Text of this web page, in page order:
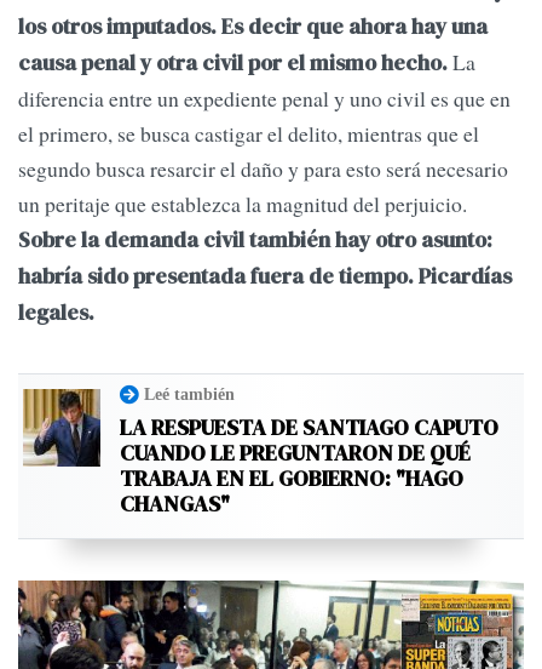
los otros imputados. Es decir que ahora hay una
causa penal y otra civil por el mismo hecho.La
diferencia entre un expediente penal y uno civil es que en
el primero, se busca castigar el delito, mientras que el
segundo busca resarcir el daño y para esto será necesario
un peritaje que establezca la magnitud del perjuicio.
Sobre la demanda civil también hay otro asunto:
habría sido presentada fuera de tiempo. Picardías
legales.
Leé también
LA RESPUESTA DE SANTIAGO CAPUTO
CUANDO LE PREGUNTARON DE QUÉ
TRABAJA EN EL GOBIERNO: "HAGO
CHANGAS"